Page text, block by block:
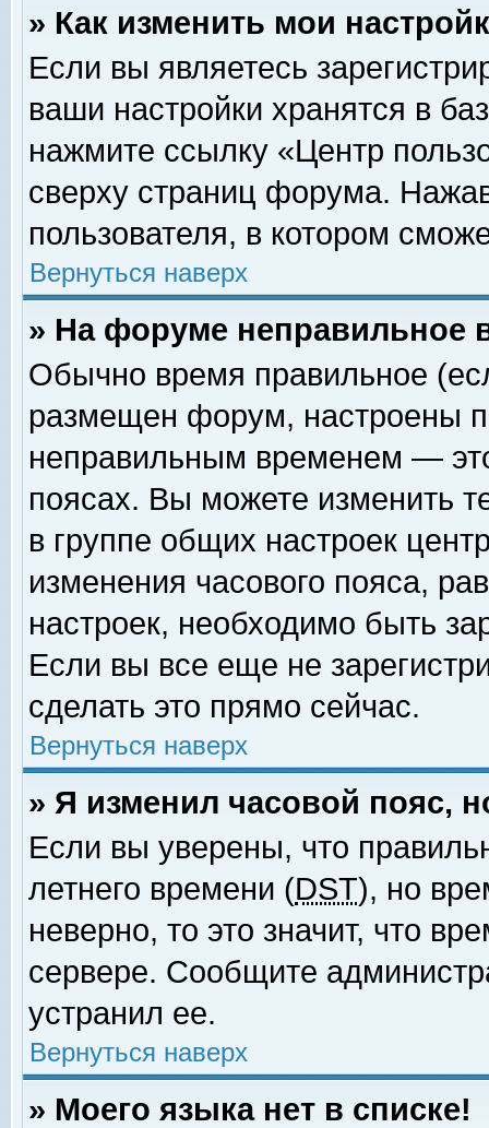
» Как изменить мои
Если вы являетесь
ваши настройки хранятся в
нажмите ссылку «Центр
сверху страниц форума.
пользователя, в котором
Вернуться наверх
» На форуме неправильное
Обычно время правильное
размещен форум, настроены
неправильным временем —
поясах. Вы можете изменить
в группе общих настроек
изменения часового пояса,
настроек, необходимо быть
Если вы все еще не
сделать это прямо сейчас.
Вернуться наверх
» Я изменил часовой пояс,
Если вы уверены, что
летнего времени (DST), но
неверно, то это значит, что
сервере. Сообщите
устранил ее.
Вернуться наверх
» Моего языка нет в списке!